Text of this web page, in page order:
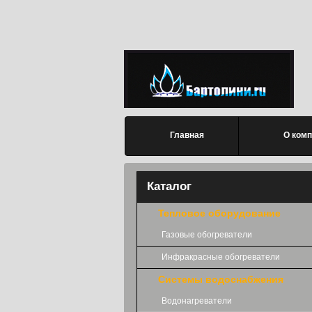
Главная О
Каталог
Тепловое оборудование
Газовые обогреватели
Инфракрасные обогреватели
Системы водоснабжения
Водонагреватели